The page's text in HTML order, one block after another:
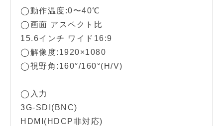
◯動作温度:0〜40℃
◯画面 アスペクト比
15.6インチ ワイド16:9
◯解像度:1920×1080
◯視野角:160°/160°(H/V)
◯入力
3G-SDI(BNC)
HDMI(HDCP非対応)